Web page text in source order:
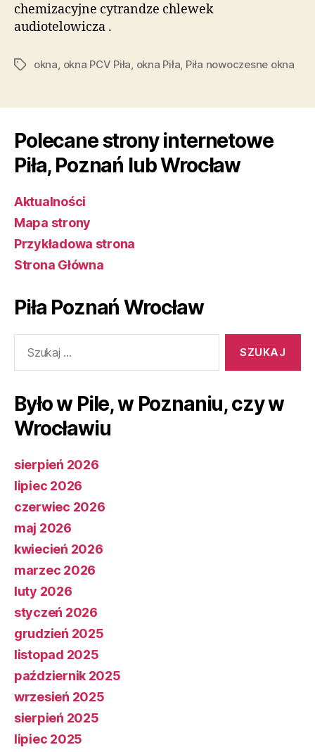
chemizacyjne cytrandze chlewek
audiotelowicza .
Tagiokna, okna PCV Piła, okna Piła, Piła nowoczesne okna
Polecane strony internetowe
Piła, Poznań lub Wrocław
Aktualności
Mapa strony
Przykładowa strona
Strona Główna
Piła Poznań Wrocław
Było w Pile, w Poznaniu, czy w
Wrocławiu
sierpień 2026
lipiec 2026
czerwiec 2026
maj 2026
kwiecień 2026
marzec 2026
luty 2026
styczeń 2026
grudzień 2025
listopad 2025
październik 2025
wrzesień 2025
sierpień 2025
lipiec 2025